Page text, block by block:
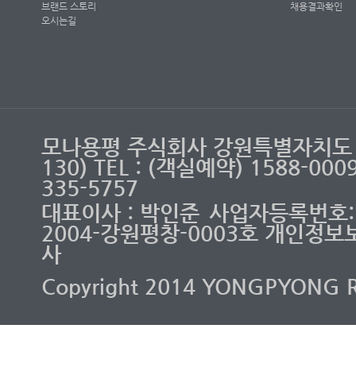
브랜드 스토리
오시는길
채용결과확인
모나용평 주식회사 강원특별자치
130) TEL : (객실예약) 1588-
335-5757
대표이사 : 박인준 사업자등록번
2004-강원평창-0003호 개인정보
사
Copyright 2014 YONGPYONG